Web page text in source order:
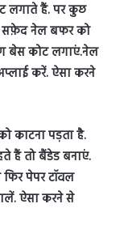
लगाते हैं. पर कुछ
सफ़ेद नेल बफर को
बेस कोट लगाएं.नेल
करें. ऐसा करने
काटना पड़ता है.
हैं तो बैंडेड बनाएं.
पेपर टॉवल
ऐसा करने से